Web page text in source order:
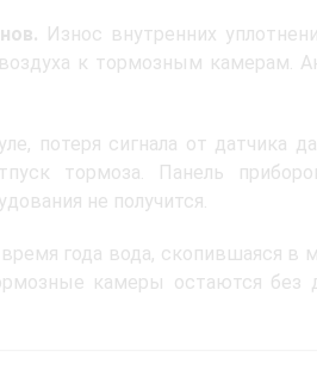
Износ внутренних
к тормозным камерам.
потеря сигнала от датчика
тормоза. Панель
не получится.
года вода, скопившаяся в
камеры остаются без